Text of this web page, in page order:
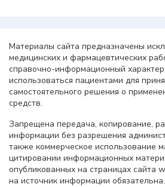
Материалы сайта предназначены
медицинских и фармацевтических
справочно-информационный
использоваться пациентами для
самостоятельного решения о
средств.
Запрещена передача, копирование,
информации без разрешения
также коммерческое использование
цитировании информационных
опубликованных на страницах сайта
на источник информации обязательна.